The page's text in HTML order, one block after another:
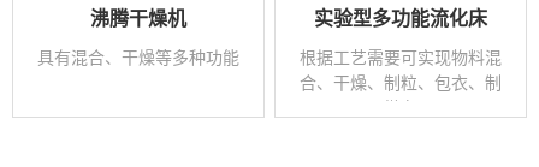
沸腾干燥机
具有混合、干燥等多种功能
实验型多功能流化床
根据工艺需要可实现物料混
合、干燥、制粒、包衣、制